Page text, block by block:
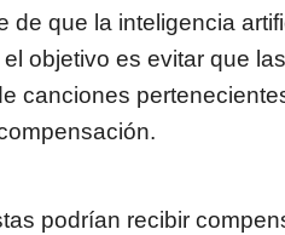
que la inteligencia
objetivo es evitar que
canciones
podrían recibir